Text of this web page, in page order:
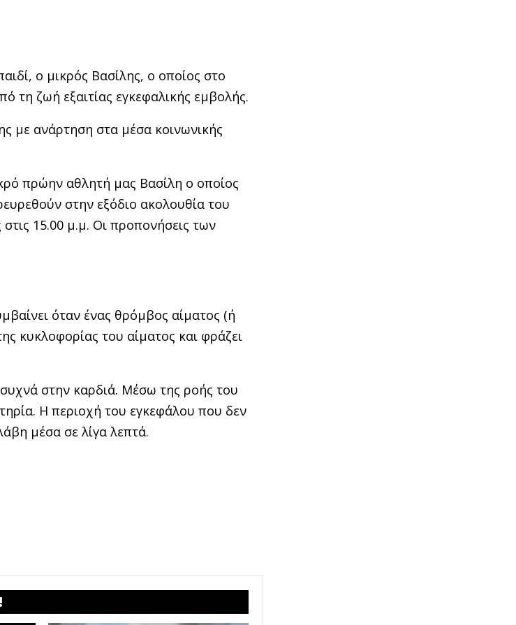
ο μικρός Βασίλης, ο οποίος στο
τη ζωή εξαιτίας εγκεφαλικής εμβολής.
με ανάρτηση στα μέσα κοινωνικής
πρώην αθλητή μας Βασίλη ο οποίος
στην εξόδιο ακολουθία του
15.00 μ.μ. Οι προπονήσεις των
όταν ένας θρόμβος αίματος (ή
κυκλοφορίας του αίματος και φράζει
στην καρδιά. Μέσω της ροής του
Η περιοχή του εγκεφάλου που δεν
μέσα σε λίγα λεπτά.